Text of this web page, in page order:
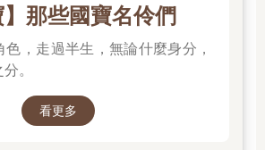
】那些國寶名伶們
，走過半生，無論什麼身分，
。
看更多